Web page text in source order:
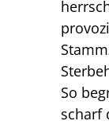
So
scharf